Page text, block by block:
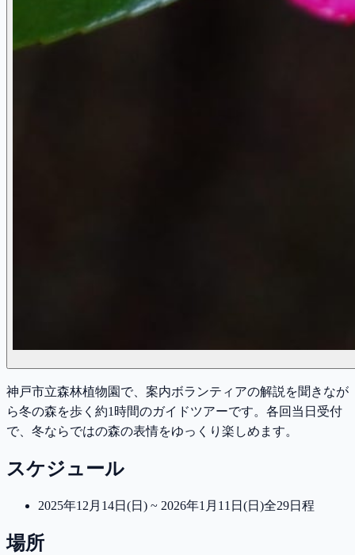
神戸市立森林植物園で、案内ボランティアの解説を聞きなが
ら冬の森を歩く約1時間のガイドツアーです。各回当日受付
で、冬ならではの森の表情をゆっくり楽しめます。
スケジュール
2025年12月14日(日) ~ 2026年1月11日(日)全29日程
場所